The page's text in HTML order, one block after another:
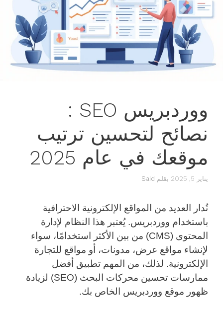
ووردبريس SEO :
نصائح لتحسين ترتيب
موقعك في عام 2025
يناير 5, 2025 بقلم Said
تُدار العديد من المواقع الإلكترونية الاحترافية
باستخدام ووردبريس. يُعتبر هذا النظام لإدارة
المحتوى (CMS) من بين الأكثر استخدامًا، سواء
لإنشاء مواقع عرض، مدونات، أو مواقع للتجارة
الإلكترونية. لذلك، من المهم تطبيق أفضل
ممارسات تحسين محركات البحث (SEO) لزيادة
ظهور موقع ووردبريس الخاص بك.